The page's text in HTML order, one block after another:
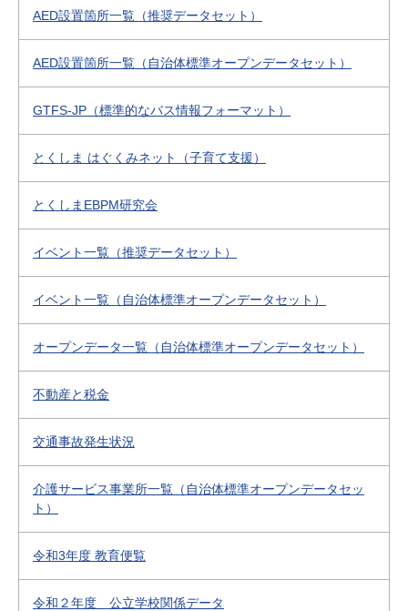
AED設置箇所一覧（推奨データセット）
AED設置箇所一覧（自治体標準オープンデータセット）
GTFS-JP（標準的なバス情報フォーマット）
とくしま はぐくみネット（子育て支援）
とくしまEBPM研究会
イベント一覧（推奨データセット）
イベント一覧（自治体標準オープンデータセット）
オープンデータ一覧（自治体標準オープンデータセット）
不動産と税金
交通事故発生状況
介護サービス事業所一覧（自治体標準オープンデータセッ
ト）
令和3年度 教育便覧
令和２年度 公立学校関係データ